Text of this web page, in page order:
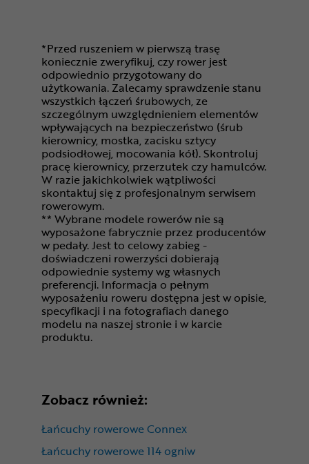
*Przed ruszeniem w pierwszą trasę
koniecznie zweryfikuj, czy rower jest
odpowiednio przygotowany do
użytkowania. Zalecamy sprawdzenie stanu
wszystkich łączeń śrubowych, ze
szczególnym uwzględnieniem elementów
wpływających na bezpieczeństwo (śrub
kierownicy, mostka, zacisku sztycy
podsiodłowej, mocowania kół). Skontroluj
pracę kierownicy, przerzutek czy hamulców.
W razie jakichkolwiek wątpliwości
skontaktuj się z profesjonalnym serwisem
rowerowym.
** Wybrane modele rowerów nie są
wyposażone fabrycznie przez producentów
w pedały. Jest to celowy zabieg -
doświadczeni rowerzyści dobierają
odpowiednie systemy wg własnych
preferencji. Informacja o pełnym
wyposażeniu roweru dostępna jest w opisie,
specyfikacji i na fotografiach danego
modelu na naszej stronie i w karcie
produktu.
Zobacz również:
Łańcuchy rowerowe Connex
Łańcuchy rowerowe 114 ogniw